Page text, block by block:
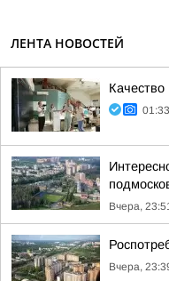
ЛЕНТА НОВОСТЕЙ
01:33
Вчера,
Вчера,